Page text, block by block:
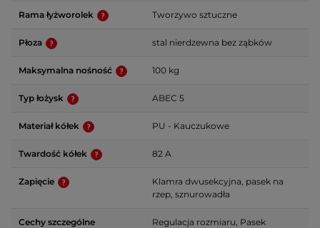
Rama łyżworolek Tworzywo sztuczne
Płoza stal nierdzewna bez ząbków
Maksymalna nośność 100 kg
Typ łożysk ABEC 5
Materiał kółek PU - Kauczukowe
Twardość kółek 82 A
Zapięcie
Klamra dwusekcyjna, pasek na
rzep, sznurowadła
Cechy szczególne Regulacja rozmiaru, Pasek